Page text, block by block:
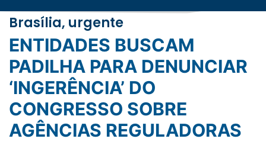
Brasília, urgente
ENTIDADES BUSCAM
PADILHA PARA DENUNCIAR
‘INGERÊNCIA’ DO
CONGRESSO SOBRE
AGÊNCIAS REGULADORAS